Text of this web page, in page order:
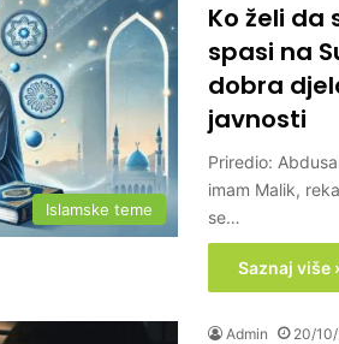
Islamske teme
Ko želi da
spasi na
dobra
javnosti
Priredio:
imam Malik,
se…
Saznaj više
Admin 20/